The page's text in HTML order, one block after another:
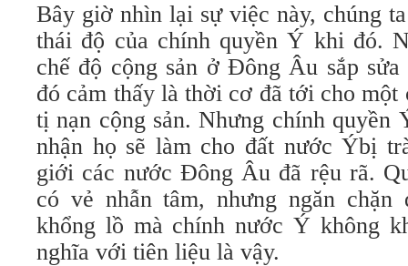
Bây giờ nhìn lại sự việc này, chúng
thái độ của chính quyền Ý khi đó.
chế độ cộng sản ở Đông Âu sắp
đó cảm thấy là thời cơ đã tới cho
tị nạn cộng sản. Nhưng chính quyền
nhận họ sẽ làm cho đất nước Ýbị
giới các nước Đông Âu đã rệu rã.
có vẻ nhẫn tâm, nhưng ngăn
khổng lồ mà chính nước Ý không
nghĩa với tiên liệu là vậy.